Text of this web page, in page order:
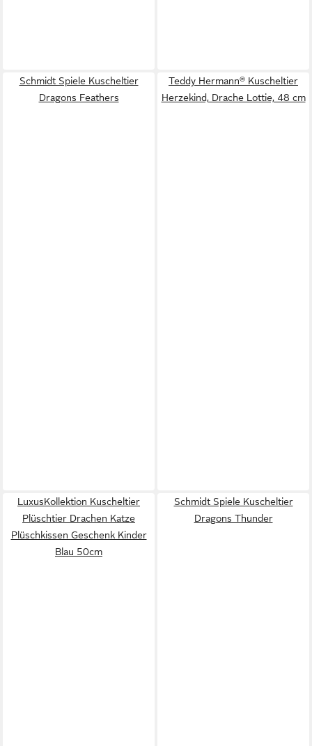
Schmidt Spiele Kuscheltier
Dragons Feathers
Teddy Hermann® Kuscheltier
Herzekind, Drache Lottie, 48 cm
LuxusKollektion Kuscheltier
Plüschtier Drachen Katze
Plüschkissen Geschenk Kinder
Blau 50cm
Schmidt Spiele Kuscheltier
Dragons Thunder